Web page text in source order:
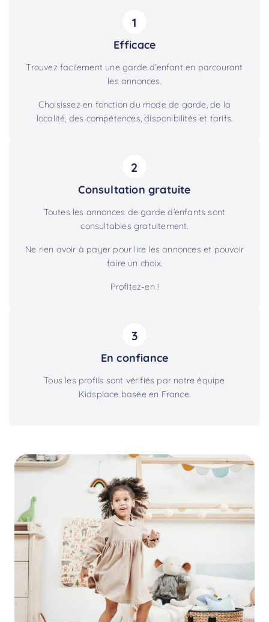
1
Efficace
Trouvez facilement une garde d’enfant en parcourant
les annonces.
Choisissez en fonction du mode de garde, de la
localité, des compétences, disponibilités et tarifs.
2
Consultation gratuite
Toutes les annonces de garde d’enfants sont
consultables gratuitement.
Ne rien avoir à payer pour lire les annonces et pouvoir
faire un choix.
Profitez-en !
3
En confiance
Tous les profils sont vérifiés par notre équipe
Kidsplace basée en France.